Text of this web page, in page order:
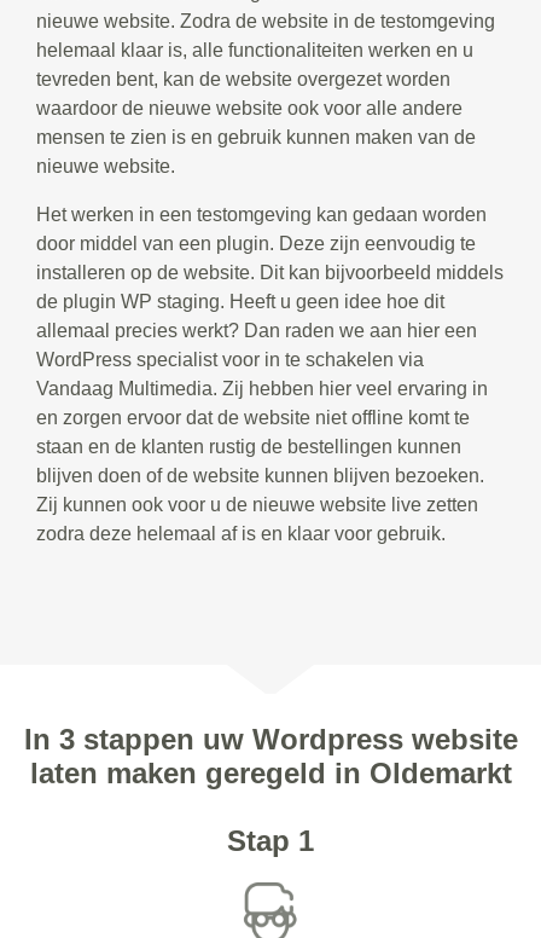
nieuwe website. Zodra de website in de testomgeving
helemaal klaar is, alle functionaliteiten werken en u
tevreden bent, kan de website overgezet worden
waardoor de nieuwe website ook voor alle andere
mensen te zien is en gebruik kunnen maken van de
nieuwe website.
Het werken in een testomgeving kan gedaan worden
door middel van een plugin. Deze zijn eenvoudig te
installeren op de website. Dit kan bijvoorbeeld middels
de plugin WP staging. Heeft u geen idee hoe dit
allemaal precies werkt? Dan raden we aan hier een
WordPress specialist voor in te schakelen via
Vandaag Multimedia. Zij hebben hier veel ervaring in
en zorgen ervoor dat de website niet offline komt te
staan en de klanten rustig de bestellingen kunnen
blijven doen of de website kunnen blijven bezoeken.
Zij kunnen ook voor u de nieuwe website live zetten
zodra deze helemaal af is en klaar voor gebruik.
In 3 stappen uw Wordpress website
laten maken geregeld in Oldemarkt
Stap 1